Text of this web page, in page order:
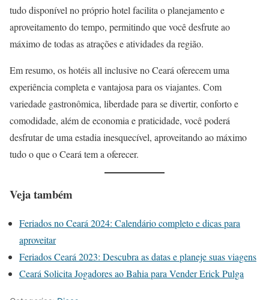
tudo disponível no próprio hotel facilita o planejamento e
aproveitamento do tempo, permitindo que você desfrute ao
máximo de todas as atrações e atividades da região.
Em resumo, os hotéis all inclusive no Ceará oferecem uma
experiência completa e vantajosa para os viajantes. Com
variedade gastronômica, liberdade para se divertir, conforto e
comodidade, além de economia e praticidade, você poderá
desfrutar de uma estadia inesquecível, aproveitando ao máximo
tudo o que o Ceará tem a oferecer.
Veja também
Feriados no Ceará 2024: Calendário completo e dicas para
aproveitar
Feriados Ceará 2023: Descubra as datas e planeje suas viagens
Ceará Solicita Jogadores ao Bahia para Vender Erick Pulga